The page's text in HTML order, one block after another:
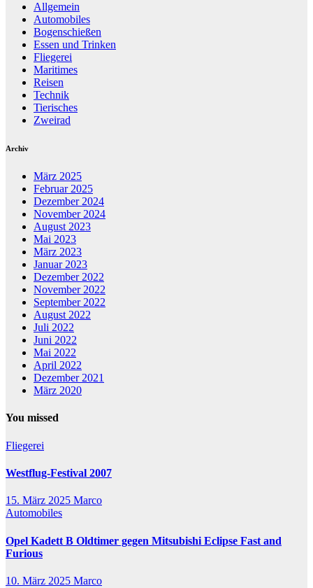
Allgemein
Automobiles
Bogenschießen
Essen und Trinken
Fliegerei
Maritimes
Reisen
Technik
Tierisches
Zweirad
Archiv
März 2025
Februar 2025
Dezember 2024
November 2024
August 2023
Mai 2023
März 2023
Januar 2023
Dezember 2022
November 2022
September 2022
August 2022
Juli 2022
Juni 2022
Mai 2022
April 2022
Dezember 2021
März 2020
You missed
Fliegerei
Westflug-Festival 2007
15. März 2025 Marco
Automobiles
Opel Kadett B Oldtimer gegen Mitsubishi Eclipse Fast and
Furious
10. März 2025 Marco